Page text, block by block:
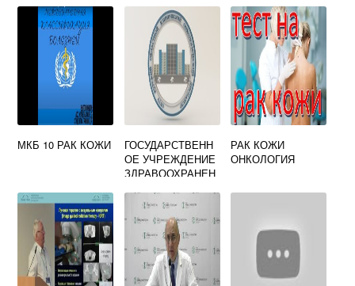
ШАУМЯНА 51
ОДИНЦОВО
МКБ 10 РАК КОЖИ
ГОСУДАРСТВЕНН
ОЕ УЧРЕЖДЕНИЕ
ЗДРАВООХРАНЕН
КЛИНИЧЕСКИЙ
ОНКОЛОГИЧЕСКИ
Й ДИСПАНСЕР
РАК КОЖИ
ОНКОЛОГИЯ